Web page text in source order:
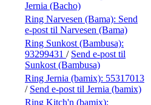
Jernia (Bacho)
Ring Narvesen (Bama): Send
e-post til Narvesen (Bama)
Ring Sunkost (Bambusa):
93299431 / Send e-post til
Sunkost (Bambusa)
Ring Jernia (bamix): 55317013
/ Send e-post til Jernia (bamix)
Ring Kitch'n (bamix):